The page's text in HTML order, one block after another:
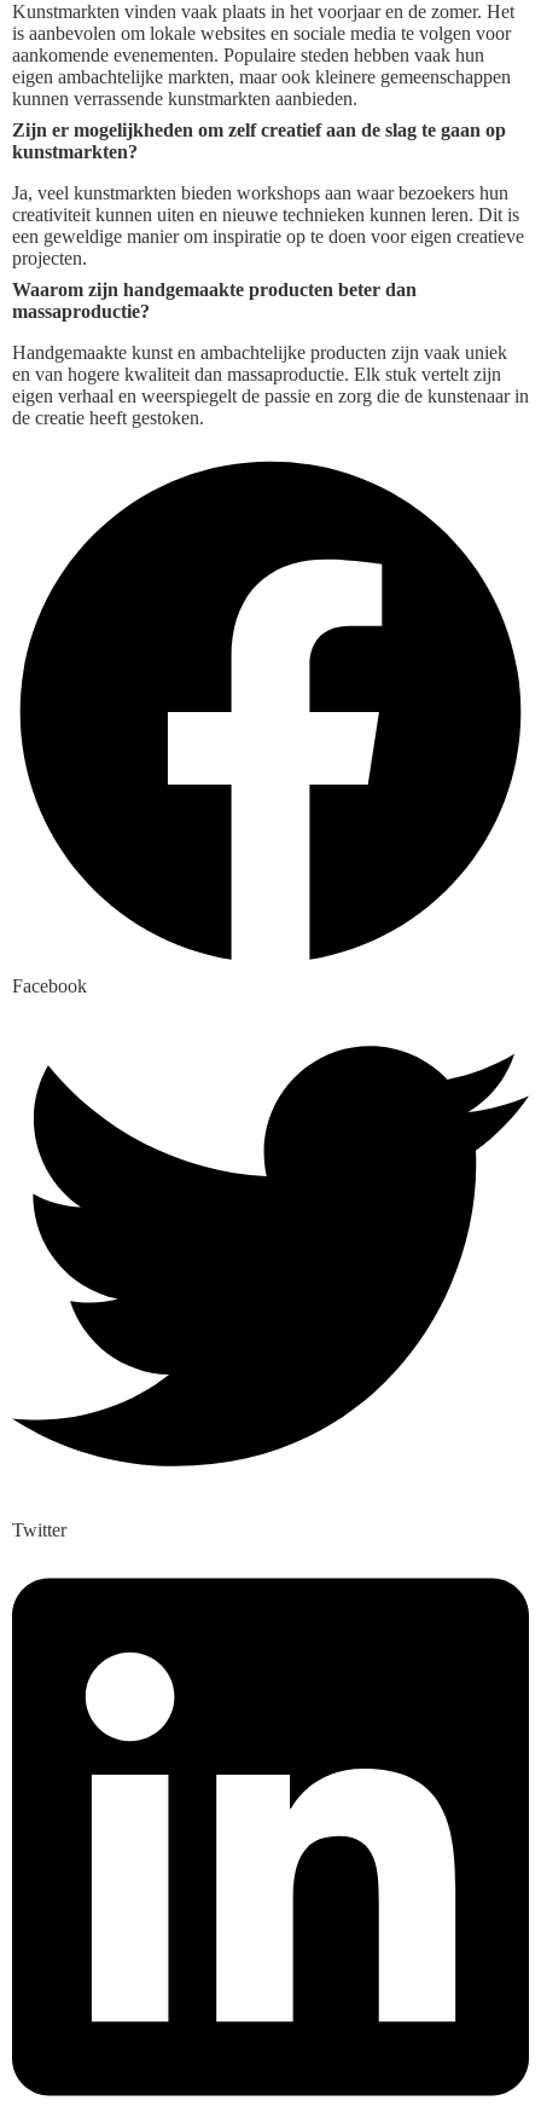
Kunstmarkten vinden vaak plaats in het voorjaar en de zomer. Het
is aanbevolen om lokale websites en sociale media te volgen voor
aankomende evenementen. Populaire steden hebben vaak hun
eigen ambachtelijke markten, maar ook kleinere gemeenschappen
kunnen verrassende kunstmarkten aanbieden.
Zijn er mogelijkheden om zelf creatief aan de slag te gaan op
kunstmarkten?
Ja, veel kunstmarkten bieden workshops aan waar bezoekers hun
creativiteit kunnen uiten en nieuwe technieken kunnen leren. Dit is
een geweldige manier om inspiratie op te doen voor eigen creatieve
projecten.
Waarom zijn handgemaakte producten beter dan
massaproductie?
Handgemaakte kunst en ambachtelijke producten zijn vaak uniek
en van hogere kwaliteit dan massaproductie. Elk stuk vertelt zijn
eigen verhaal en weerspiegelt de passie en zorg die de kunstenaar in
de creatie heeft gestoken.
Facebook
Twitter